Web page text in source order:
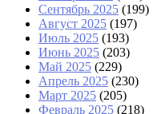
Сентябрь 2025 (199)
Август 2025 (197)
Июль 2025 (193)
Июнь 2025 (203)
Май 2025 (229)
Апрель 2025 (230)
Март 2025 (205)
Февраль 2025 (218)